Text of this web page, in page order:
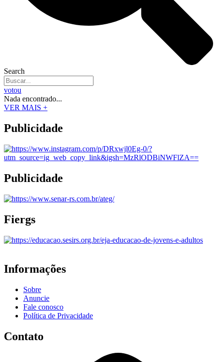
Search
votou
Nada encontrado...
VER MAIS +
Publicidade
Publicidade
Fiergs
Informações
Sobre
Anuncie
Fale conosco
Política de Privacidade
Contato